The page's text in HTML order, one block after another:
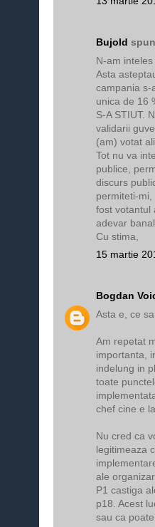
Bujold
N-am
Asta
campania s-
unica de 16
S-A STIUT.
validarii
(am) votat
Tot nu va
publice,
discurs
permiteti-
fost votantul
adevar
Cu stima,
15 martie
Bogdan
Asta e, ce
Am repetat
importanta,
indelung in
toate
chef cine e
Nu cred ca
legitimeaza
ale
P1 castiga
p18. Acest
sau ca